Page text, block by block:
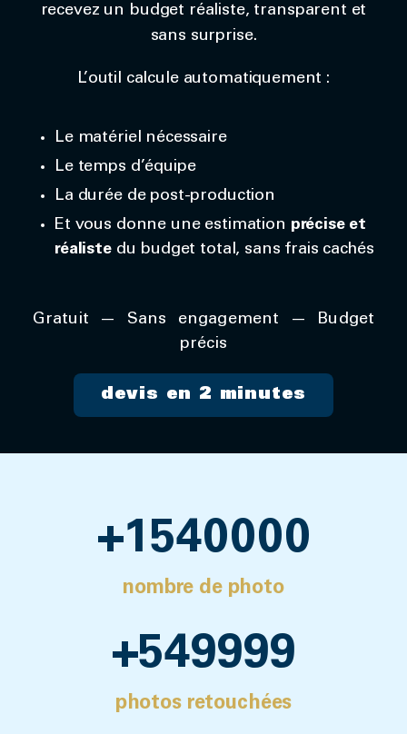
recevez un budget réaliste, transparent et
sans surprise.
L’outil calcule automatiquement :
Le matériel nécessaire
Le temps d’équipe
La durée de post-production
Et vous donne une estimation précise et
réalistedu budget total, sans frais cachés
Gratuit — Sans engagement — Budget
précis
devis en 2 minutes
nombre de photo
+1540000
photos retouchées
+550000